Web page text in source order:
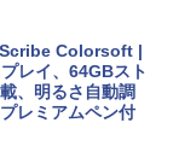
ノートパソ
15.6イン
モリ16GB SSD 5
(24か月
量1.7kg Wi-Fi 6
Colorsoft |
レイ、64GBスト
、明るさ自動調
レミアムペン付